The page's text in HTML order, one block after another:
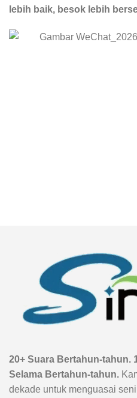
lebih baik, besok lebih
20+ Suara Bertahun-tahun.
Selama Bertahun-tahun.
dekade untuk menguasai